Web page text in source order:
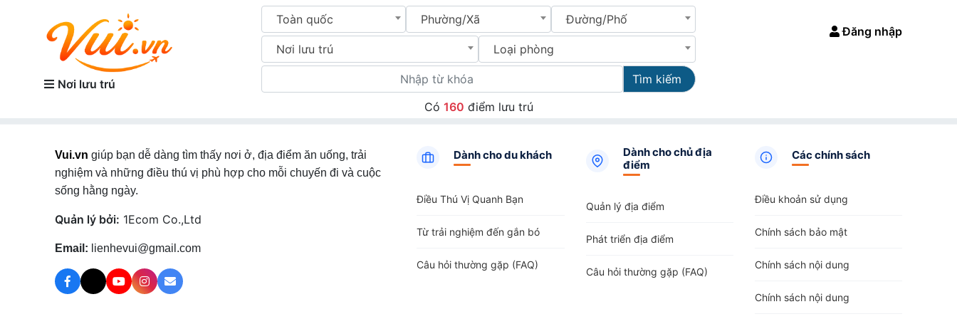
Nơi lưu trú
Toàn quốc Phường/Xã Đường/Phố
Nơi lưu trú Loại phòng
Tìm kiếm
Đăng nhập
Có 160 điểm lưu trú
Vui.vn giúp bạn dễ dàng tìm thấy nơi ở, địa điểm ăn uống, trải
nghiệm và những điều thú vị phù hợp cho mỗi chuyến đi và cuộc
sống hằng ngày.
Quản lý bởi: 1Ecom Co.,Ltd
Email: lienhevui@gmail.com
Dành cho du khách
Điều Thú Vị Quanh Bạn
Từ trải nghiệm đến gắn bó
Câu hỏi thường gặp (FAQ)
Dành cho chủ địa
điểm
Quản lý địa điểm
Phát triển địa điểm
Câu hỏi thường gặp (FAQ)
Các chính sách
Điều khoản sử dụng
Chính sách bảo mật
Chính sách nội dung
Chính sách nội dung